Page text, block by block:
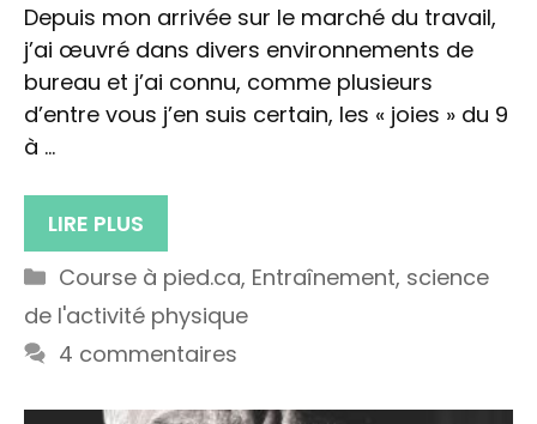
Depuis mon arrivée sur le marché du travail,
j’ai œuvré dans divers environnements de
bureau et j’ai connu, comme plusieurs
d’entre vous j’en suis certain, les « joies » du 9
à …
LIRE PLUS
Catégories
Course à pied.ca, Entraînement, science
de l'activité physique
4 commentaires